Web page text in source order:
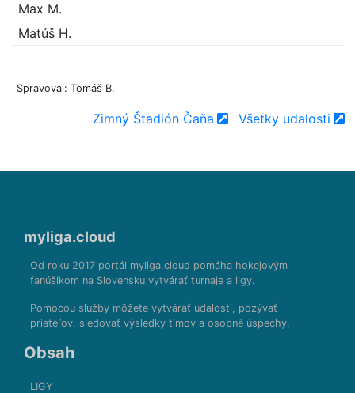
Max M.
Matúš H.
Spravoval: Tomáš B.
Zimný Štadión Čaňa Všetky udalosti
myliga.cloud
Od roku 2017 portál myliga.cloud pomáha hokejovým
fanúšikom na Slovensku vytvárať turnaje a ligy.
Pomocou služby môžete vytvárať udalosti, pozývať
priateľov, sledovať výsledky tímov a osobné úspechy.
Obsah
LIGY